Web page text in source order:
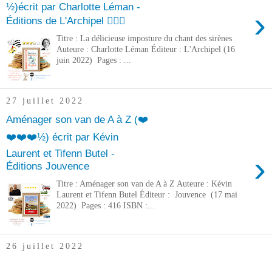
½)écrit par Charlotte Léman -
Éditions de L'Archipel 🧜🏻‍♀️
›
Titre : La délicieuse imposture du chant des sirènes
Auteure : Charlotte Léman Éditeur : L'Archipel (16
juin 2022) Pages : ...
27 juillet 2022
Aménager son van de A à Z (❤️
❤️❤️❤️½) écrit par Kévin
Laurent et Tifenn Butel -
Éditions Jouvence
›
Titre : Aménager son van de A à Z Auteure : Kévin
Laurent et Tifenn Butel Éditeur : Jouvence (17 mai
2022) Pages : 416 ISBN :...
26 juillet 2022